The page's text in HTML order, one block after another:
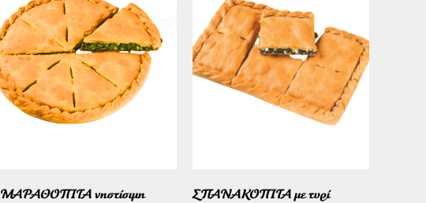
ΜΑΡΑΘΟΠΙΤΑ νηστίσιμη ΣΠΑΝΑΚΟΠΙΤΑ με τυρί